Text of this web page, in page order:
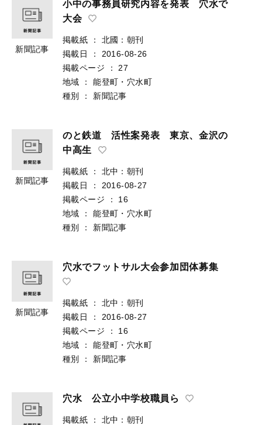
新聞記事
小中の事務員研究内容を発表 穴水で
大会
掲載紙 ：
北國：朝刊
掲載日
：
2016-08-26
掲載ページ
：
27
地域
：
能登町・穴水町
種別
： 新聞記事
新聞記事
のと鉄道 活性案発表 東京、金沢の
中高生
掲載紙 ：
北中：朝刊
掲載日
：
2016-08-27
掲載ページ
：
16
地域
：
能登町・穴水町
種別
： 新聞記事
新聞記事
穴水でフットサル大会参加団体募集
掲載紙 ：
北中：朝刊
掲載日
：
2016-08-27
掲載ページ
：
16
地域
：
能登町・穴水町
種別
： 新聞記事
穴水 公立小中学校職員ら
掲載紙 ：
北中：朝刊